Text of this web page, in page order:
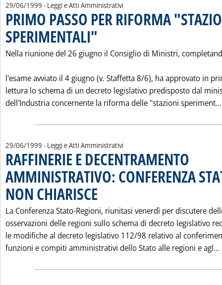
29/06/1999 - Leggi e Atti Amministrativi
PRIMO PASSO PER RIFORMA
SPERIMENTALI"
Nella riunione del 26 giugno il Consiglio di Ministri,
l'esame avviato il 4 giugno (v. Staffetta 8/6), ha approvato in
lettura lo schema di un decreto legislativo predisposto dal
dell'Industria concernente la riforma delle "stazioni speriment...
29/06/1999 - Leggi e Atti Amministrativi
RAFFINERIE E DECENTRAMENTO
AMMINISTRATIVO: CONFERENZA
NON CHIARISCE
La Conferenza Stato-Regioni, riunitasi venerdì per discutere
osservazioni delle regioni sullo schema di decreto legislativo
le modifiche al decreto legislativo 112/98 relativo al
funzioni e compiti amministrativi dello Stato alle regioni e agl...